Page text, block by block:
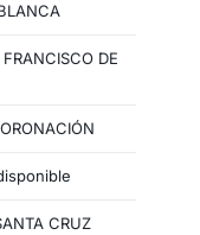
DE
CRUZ